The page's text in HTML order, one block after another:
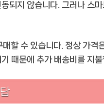
이
고
압
되지 않습니다. 그러나 스
할 수 있습니다. 정상 가
때문에 추가 배송비를 지